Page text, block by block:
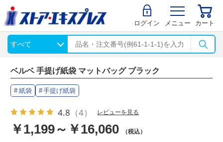
ログイン メニュー カート
ベルベ 手提げ紙袋 マットバッグ ブラック
紙袋 手提げ紙袋
4.8 （4） レビューを見る
￥1,199～￥16,060 （税込）